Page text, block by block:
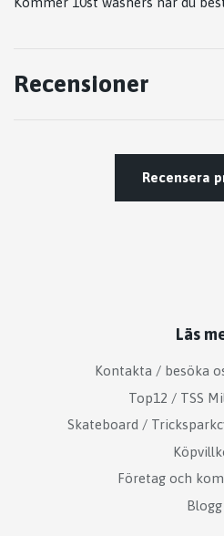
Recensioner
Recensera
Läs
Kontakta / besöka
Top12 / TSS
Skateboard /
Företag och
Blogg